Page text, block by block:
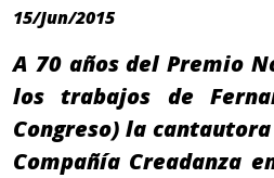
15/Jun/2015
A 70 años del Premio
los trabajos de
Congreso) la
Compañía Creadanza